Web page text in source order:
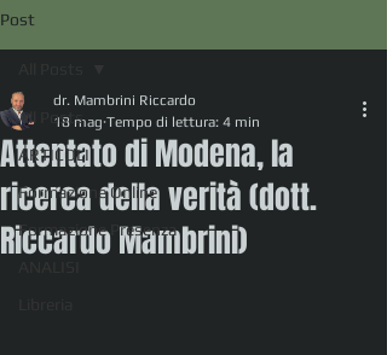
Post
All Posts
ARTICOLI
Formazione Online
Formazione Presenza
Attentato di Modena, la
ricerca della verità (dott.
Riccardo Mambrini)
dr. Mambrini Riccardo
18 mag Tempo di lettura: 4 min